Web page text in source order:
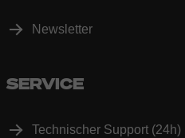
Newsletter
SERVICE
Technischer Support (24h)